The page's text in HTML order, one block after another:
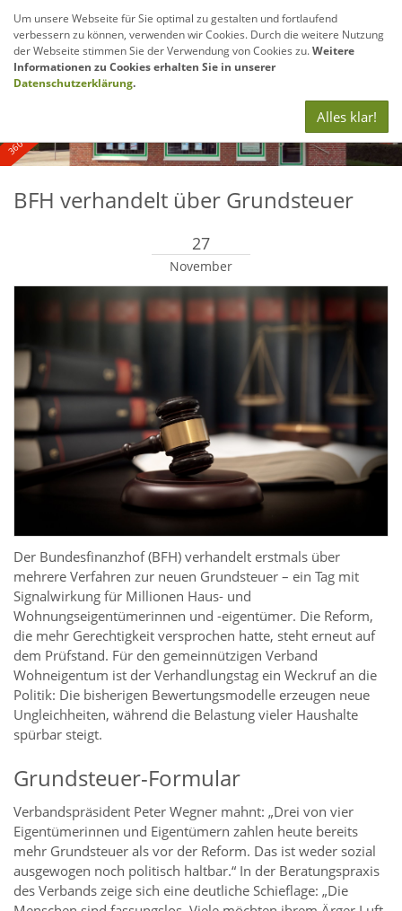
360° - und Luftbildaufnahmen
BFH verhandelt über Grundsteuer
27
November
Der Bundesfinanzhof (BFH) verhandelt erstmals über
mehrere Verfahren zur neuen Grundsteuer – ein Tag mit
Signalwirkung für Millionen Haus- und
Wohnungseigentümerinnen und -eigentümer. Die Reform,
die mehr Gerechtigkeit versprochen hatte, steht erneut auf
dem Prüfstand. Für den gemeinnützigen Verband
Wohneigentum ist der Verhandlungstag ein Weckruf an die
Politik: Die bisherigen Bewertungsmodelle erzeugen neue
Ungleichheiten, während die Belastung vieler Haushalte
spürbar steigt.
Grundsteuer-Formular
Verbandspräsident Peter Wegner mahnt: „Drei von vier
Eigentümerinnen und Eigentümern zahlen heute bereits
mehr Grundsteuer als vor der Reform. Das ist weder sozial
ausgewogen noch politisch haltbar.“ In der Beratungspraxis
des Verbands zeige sich eine deutliche Schieflage: „Die
Um unsere Webseite für Sie optimal zu gestalten und fortlaufend
verbessern zu können, verwenden wir Cookies. Durch die weitere Nutzung
der Webseite stimmen Sie der Verwendung von Cookies zu.Weitere
Informationen zu Cookies erhalten Sie in unserer
Datenschutzerklärung.
Alles klar!